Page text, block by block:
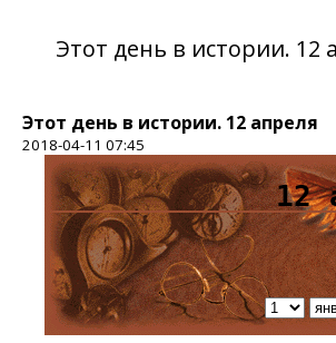
Этот день в истории. 12
Этот день в истории. 12 апреля
2018-04-11 07:45
12